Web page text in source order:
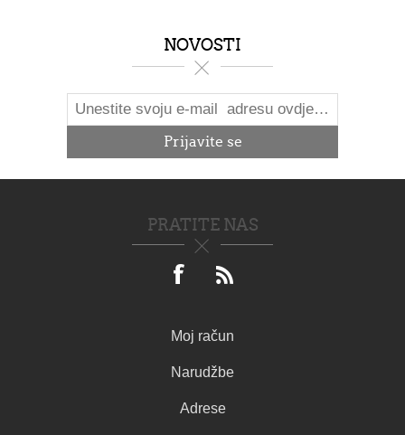
NOVOSTI
PRATITE NAS
Moj račun
Narudžbe
Adrese